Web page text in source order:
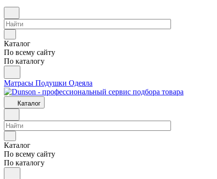
Каталог
По всему сайту
По каталогу
Матрасы Подушки Одеяла
Каталог
Каталог
По всему сайту
По каталогу